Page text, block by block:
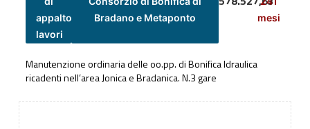
appalto
lavori
Bradano e Metaponto
mesi
Manutenzione ordinaria delle oo.pp. di Bonifica Idraulica
ricadenti nell’area Jonica e Bradanica. N.3 gare